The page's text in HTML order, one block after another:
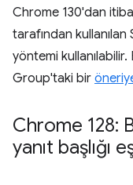
Chrome 130'dan
tarafından
yöntemi
Group'taki bir
Chrome 128:
yanıt başlığı